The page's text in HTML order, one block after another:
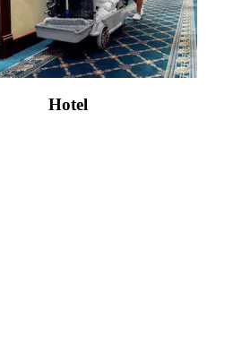
Hotel